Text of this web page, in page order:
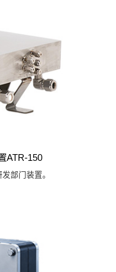
ATR-150
部门装置。